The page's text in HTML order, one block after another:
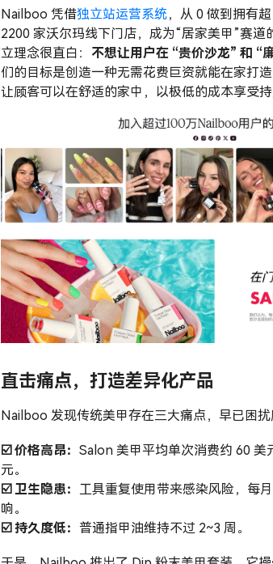
Nailboo 凭借独立站运营系统，从 0 做到拥有
2200 家沃尔玛线下门店，成为“居家美甲”赛道
立理念很直白： 不想让用户在 “贵价沙龙” 和 “
们的目标是创造一种无需花费巨资就能在家打
让顾客可以在舒适的家中，以极低的成本享受持
直击痛点，打造差异化产品
Nailboo 发现传统美甲存在三大痛点，早已困扰
☑️ 价格高昂：Salon 美甲平均单次消费约 60 美
元。
☑️ 卫生隐患： 工具重复使用带来感染风险，每
响。
☑️ 持久度低：普通指甲油维持不过 2~3 周。